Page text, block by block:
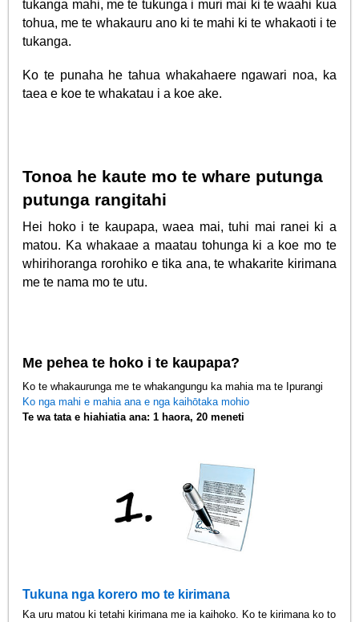
tukanga mahi, me te tukunga i muri mai ki te waahi kua
tohua, me te whakauru ano ki te mahi ki te whakaoti i te
tukanga.
Ko te punaha he tahua whakahaere ngawari noa, ka
taea e koe te whakatau i a koe ake.
Tonoa he kaute mo te whare putunga
putunga rangitahi
Hei hoko i te kaupapa, waea mai, tuhi mai ranei ki a
matou. Ka whakaae a maatau tohunga ki a koe mo te
whirihoranga rorohiko e tika ana, te whakarite kirimana
me te nama mo te utu.
Me pehea te hoko i te kaupapa?
Ko te whakaurunga me te whakangungu ka mahia ma te Ipurangi
Ko nga mahi e mahia ana e nga kaihōtaka mohio
Te wa tata e hiahiatia ana: 1 haora, 20 meneti
Tukuna nga korero mo te kirimana
Ka uru matou ki tetahi kirimana me ia kaihoko. Ko te kirimana ko to